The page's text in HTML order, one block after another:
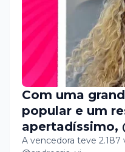
Com uma
popular e um
apertadíssimo,
foi eleita
A vencedora teve